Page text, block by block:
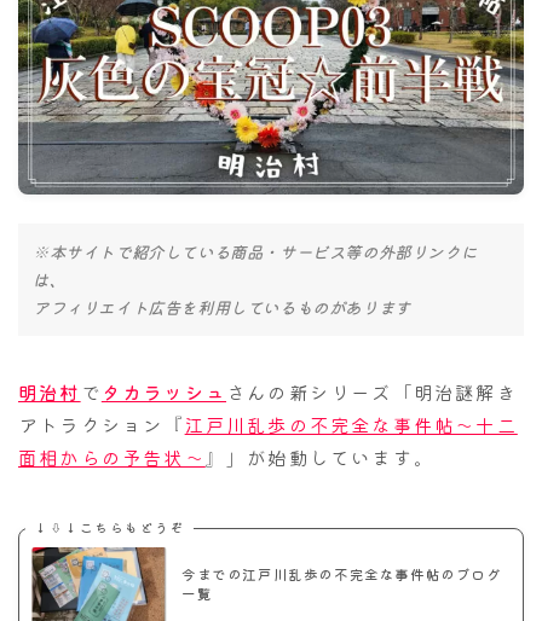
名古屋
ナナちゃん人形
※本サイトで紹介している商品・サービス等の外部リンクに
は、
アフィリエイト広告を利用しているものがあります
明治村 で タカラッシュ さんの新シリーズ「明治謎解き
アトラクション『江戸川乱歩の不完全な事件帖～十二
面相からの予告状～ 』」が始動しています。
↓⇩↓こちらもどうぞ
今までの江戸川乱歩の不完全な事件帖のブログ
一覧